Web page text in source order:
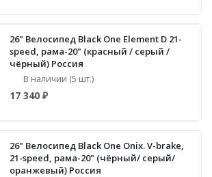
26" Велосипед Black One Element D 21-
speed, рама-20" (красный / серый /
чёрный) Россия
В наличии (5 шт.)
17 340 ₽
26" Велосипед Black One Onix. V-brake,
21-speed, рама-20" (чёрный/ серый/
оранжевый) Россия